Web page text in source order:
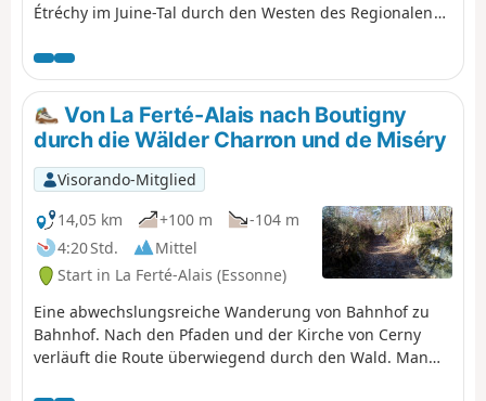
Étréchy im Juine-Tal durch den Westen des Regionalen
der Fortsetzung der Durchquerung der Essonne
zwischen Agrarlandschaften, kleinen Waldgebieten und
imposanteren Tälern. Eine relativ kurze Etappe ohne
große Schwierigkeiten, bevor die beiden folgenden
etwas länger werden.
Von La Ferté-Alais nach Boutigny
durch die Wälder Charron und de Miséry
Visorando-Mitglied
14,05 km
+100 m
-104 m
4:20 Std.
Mittel
Start in La Ferté-Alais (Essonne)
Eine abwechslungsreiche Wanderung von Bahnhof zu
Bahnhof. Nach den Pfaden und der Kirche von Cerny
verläuft die Route überwiegend durch den Wald. Man